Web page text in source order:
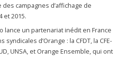
campagnes d’affichage de
et 2015.
lance un partenariat inédit en France
syndicales d’Orange : la CFDT, la CFE-
UNSA, et Orange Ensemble, qui ont